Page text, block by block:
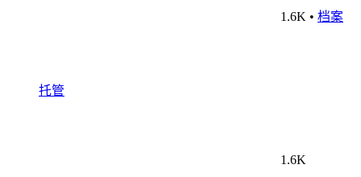
1.6K • 档案
托管
1.6K